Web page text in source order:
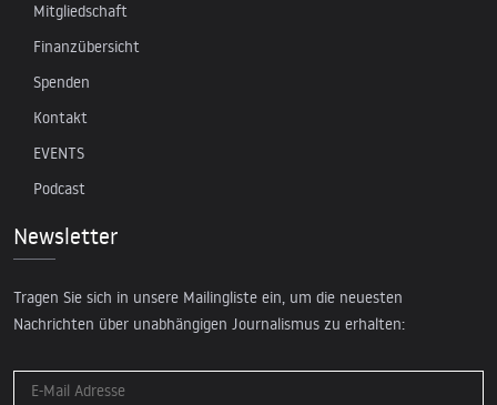
Mitgliedschaft
Finanzübersicht
Spenden
Kontakt
EVENTS
Podcast
Newsletter
Tragen Sie sich in unsere Mailingliste ein, um die neuesten
Nachrichten über unabhängigen Journalismus zu erhalten: